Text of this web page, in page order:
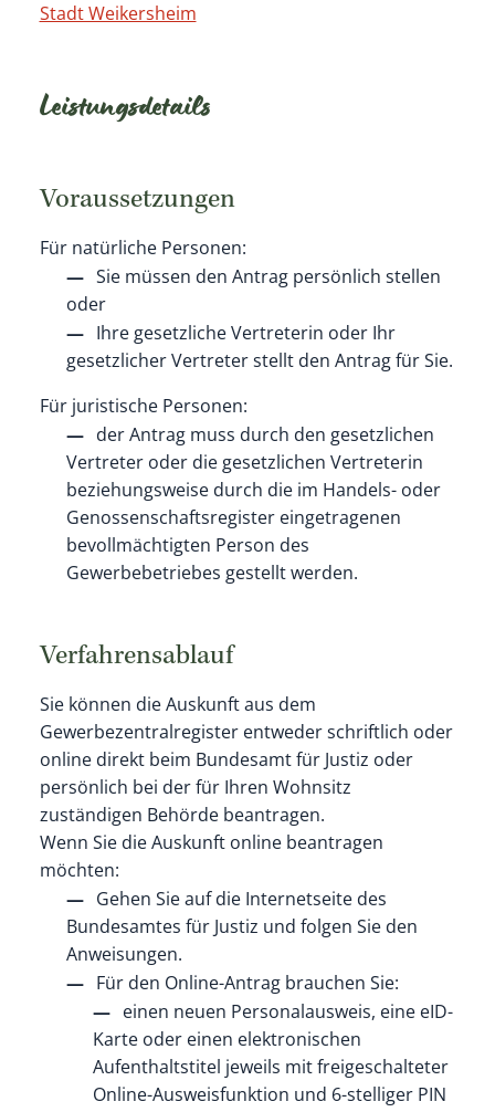
Stadt Weikersheim
Leistungsdetails
Voraussetzungen
Für natürliche Personen:
Sie müssen den Antrag persönlich stellen
oder
Ihre gesetzliche Vertreterin oder Ihr
gesetzlicher Vertreter stellt den Antrag für Sie.
Für juristische Personen:
der Antrag muss durch den gesetzlichen
Vertreter oder die gesetzlichen Vertreterin
beziehungsweise durch die im Handels- oder
Genossenschaftsregister eingetragenen
bevollmächtigten Person des
Gewerbebetriebes gestellt werden.
Verfahrensablauf
Sie können die Auskunft aus dem
Gewerbezentralregister entweder schriftlich oder
online direkt beim Bundesamt für Justiz oder
persönlich bei der für Ihren Wohnsitz
zuständigen Behörde beantragen.
Wenn Sie die Auskunft online beantragen
möchten:
Gehen Sie auf die Internetseite des
Bundesamtes für Justiz und folgen Sie den
Anweisungen.
Für den Online-Antrag brauchen Sie:
einen neuen Personalausweis, eine eID-
Karte oder einen elektronischen
Aufenthaltstitel jeweils mit freigeschalteter
Online-Ausweisfunktion und 6-stelliger PIN